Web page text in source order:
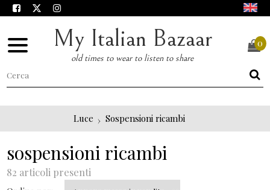
My Italian Bazaar
old times to wear to listen to share
0
Luce Sospensioni ricambi
sospensioni ricambi
82 articoli presenti